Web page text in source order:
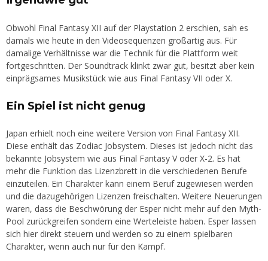
Obwohl Final Fantasy XII auf der Playstation 2 erschien, sah es
damals wie heute in den Videosequenzen großartig aus. Für
damalige Verhältnisse war die Technik für die Plattform weit
fortgeschritten. Der Soundtrack klinkt zwar gut, besitzt aber kein
einprägsames Musikstück wie aus Final Fantasy VII oder X.
Ein Spiel ist nicht genug
Japan erhielt noch eine weitere Version von Final Fantasy XII.
Diese enthält das Zodiac Jobsystem. Dieses ist jedoch nicht das
bekannte Jobsystem wie aus Final Fantasy V oder X-2. Es hat
mehr die Funktion das Lizenzbrett in die verschiedenen Berufe
einzuteilen. Ein Charakter kann einem Beruf zugewiesen werden
und die dazugehörigen Lizenzen freischalten. Weitere Neuerungen
waren, dass die Beschwörung der Esper nicht mehr auf den Myth-
Pool zurückgreifen sondern eine Werteleiste haben. Esper lassen
sich hier direkt steuern und werden so zu einem spielbaren
Charakter, wenn auch nur für den Kampf.